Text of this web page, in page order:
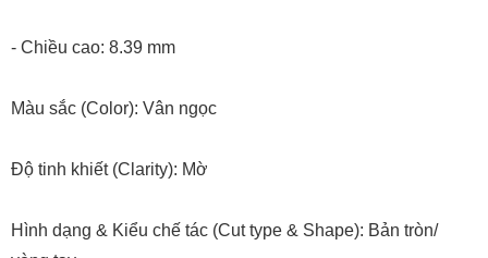
- Chiều cao: 8.39 mm
Màu sắc (Color): Vân ngọc
Độ tinh khiết (Clarity): Mờ
Hình dạng & Kiểu chế tác (Cut type & Shape): Bản tròn/